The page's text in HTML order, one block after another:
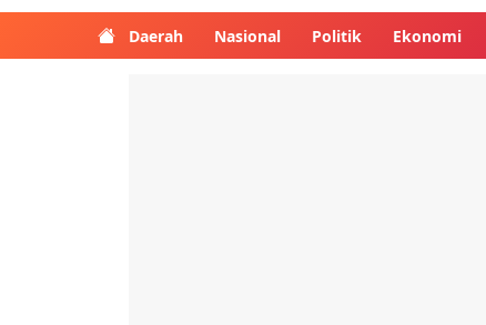
Daerah Nasional Politik Ekonomi